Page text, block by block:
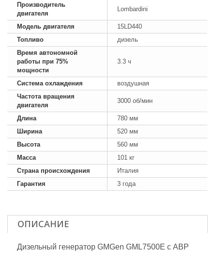
Производитель
двигателя
Lombardini
Модель двигателя
15LD440
Топливо
дизель
Время автономной
работы при 75%
мощности
3.3 ч
Система охлаждения
воздушная
Частота вращения
двигателя
3000 об/мин
Длина
780 мм
Ширина
520 мм
Высота
560 мм
Масса
101 кг
Страна происхождения
Италия
Гарантия
3 года
ОПИСАНИЕ
Дизельный генератор GMGen GML7500E с АВР